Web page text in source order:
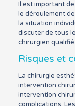
Il est important
le déroulement
la situation
discuter de tous
chirurgien
Risques et
La chirurgie
intervention
intervention
complications.